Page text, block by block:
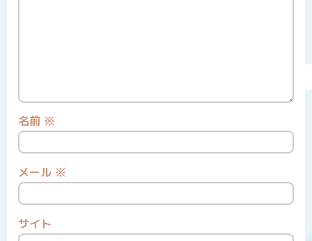
名前 ※
メール ※
サイト